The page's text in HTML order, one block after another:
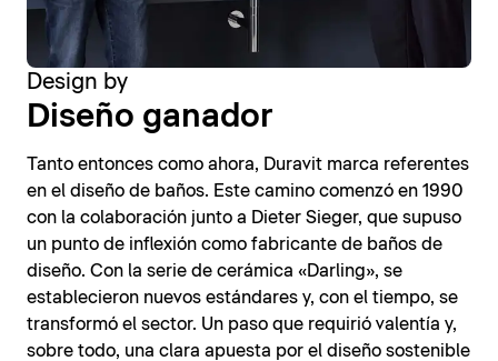
Design by
Diseño ganador
Tanto entonces como ahora, Duravit marca referentes
en el diseño de baños. Este camino comenzó en 1990
con la colaboración junto a Dieter Sieger, que supuso
un punto de inflexión como fabricante de baños de
diseño. Con la serie de cerámica «Darling», se
establecieron nuevos estándares y, con el tiempo, se
transformó el sector. Un paso que requirió valentía y,
sobre todo, una clara apuesta por el diseño sostenible